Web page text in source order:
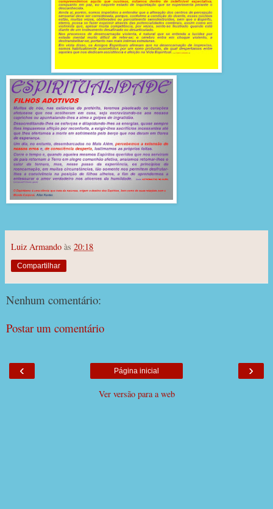
Luiz Armando às 20:18
Compartilhar
Nenhum comentário:
Postar um comentário
‹ ›
Página inicial
Ver versão para a web